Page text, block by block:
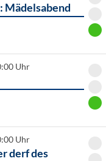
Mädelsabend
Uhr
Uhr
derf des